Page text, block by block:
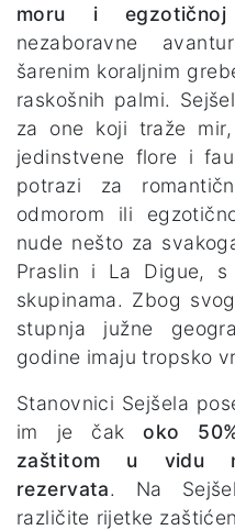
moru i egzotičnoj
nezaboravne
šarenim koraljnim
raskošnih palmi.
za one koji traže
jedinstvene flore i
potrazi za
odmorom ili
nude nešto za
Praslin i La Digue, s
skupinama. Zbog
stupnja južne
godine imaju tropsko
Stanovnici Sejšela
im je čakoko
zaštitom u vidu
rezervata. Na
različite rijetke